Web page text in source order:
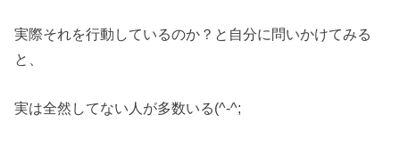
実際それを行動しているのか？と自分に問いかけてみる
と、
実は全然してない人が多数いる(^-^;